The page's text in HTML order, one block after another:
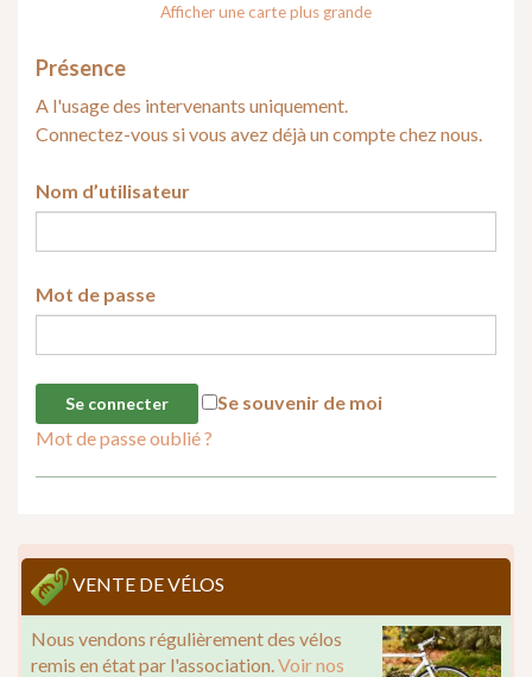
Afficher une carte plus grande
Présence
A l'usage des intervenants uniquement.
Connectez-vous si vous avez déjà un compte chez nous.
Nom d’utilisateur
Mot de passe
Se souvenir de moi
Mot de passe oublié ?
VENTE DE VÉLOS
Nous vendons régulièrement des vélos
remis en état par l'association. Voir nos